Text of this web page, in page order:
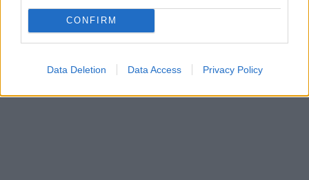
CONFIRM
Data Deletion Data Access Privacy Policy